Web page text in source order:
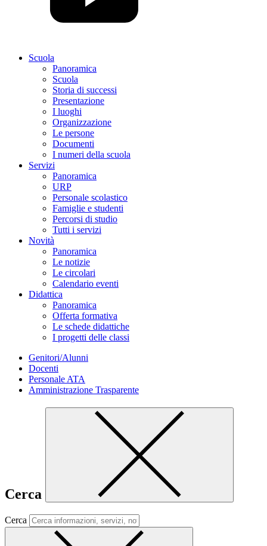
Scuola
Panoramica
Scuola
Storia di successi
Presentazione
I luoghi
Organizzazione
Le persone
Documenti
I numeri della scuola
Servizi
Panoramica
URP
Personale scolastico
Famiglie e studenti
Percorsi di studio
Tutti i servizi
Novità
Panoramica
Le notizie
Le circolari
Calendario eventi
Didattica
Panoramica
Offerta formativa
Le schede didattiche
I progetti delle classi
Genitori/Alunni
Docenti
Personale ATA
Amministrazione Trasparente
Cerca
Cerca